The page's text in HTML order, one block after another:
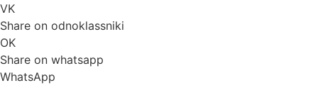
VK
Share on odnoklassniki
OK
Share on whatsapp
WhatsApp